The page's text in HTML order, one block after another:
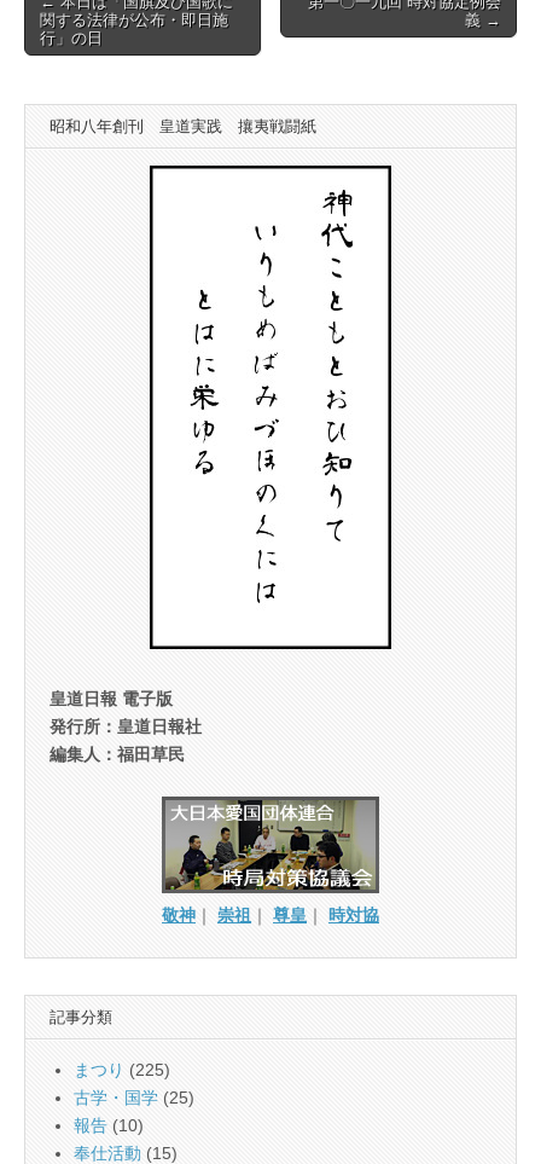
navigation
関する法律が公布・即日施
行」の日
義 →
昭和八年創刊 皇道実践 攘夷戦闘紙
皇道日報 電子版
発行所：皇道日報社
編集人：福田草民
敬神 ｜ 崇祖 ｜ 尊皇 ｜ 時対協
記事分類
まつり (225)
古学・国学 (25)
報告 (10)
奉仕活動 (15)